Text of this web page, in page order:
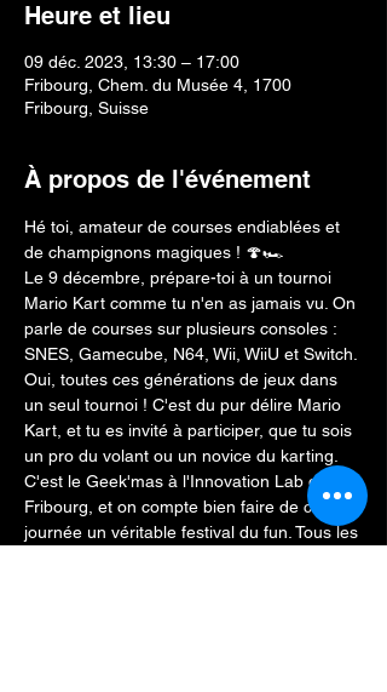
Heure et lieu
09 déc. 2023, 13:30 – 17:00
Fribourg, Chem. du Musée 4, 1700
Fribourg, Suisse
À propos de l'événement
Hé toi, amateur de courses endiablées et
de champignons magiques ! 🍄🏎️
Le 9 décembre, prépare-toi à un tournoi
Mario Kart comme tu n'en as jamais vu. On
parle de courses sur plusieurs consoles :
SNES, Gamecube, N64, Wii, WiiU et Switch.
Oui, toutes ces générations de jeux dans
un seul tournoi ! C'est du pur délire Mario
Kart, et tu es invité à participer, que tu sois
un pro du volant ou un novice du karting.
C'est le Geek'mas à l'Innovation Lab de
Fribourg, et on compte bien faire de cette
journée un véritable festival du fun. Tous les